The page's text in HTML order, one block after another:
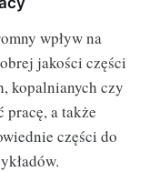
wpływ na
jakości części
kopalnianych czy
pracę, a także
części do